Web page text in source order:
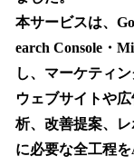
み
中
で
本サービスは、
earch Console・
し、マーケティ
ウェブサイトや
析、改善提案、
に必要な全工程